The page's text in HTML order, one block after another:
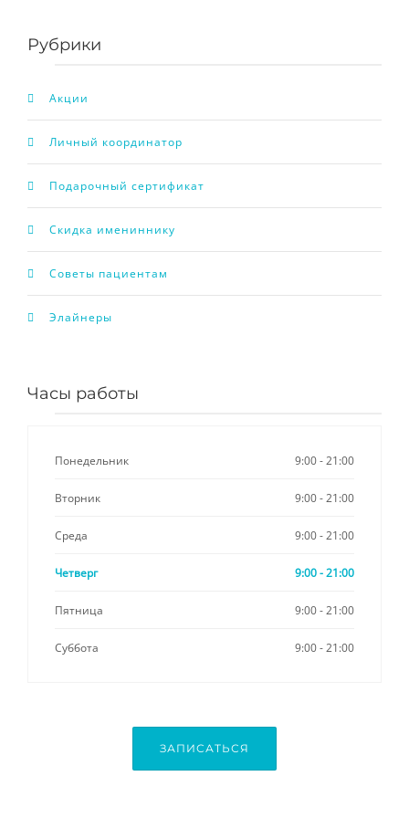
Рубрики
Акции
Личный координатор
Подарочный сертификат
Скидка имениннику
Советы пациентам
Элайнеры
Часы работы
Понедельник 9:00 - 21:00
Вторник 9:00 - 21:00
Среда 9:00 - 21:00
Четверг 9:00 - 21:00
Пятница 9:00 - 21:00
Суббота 9:00 - 21:00
ЗАПИСАТЬСЯ